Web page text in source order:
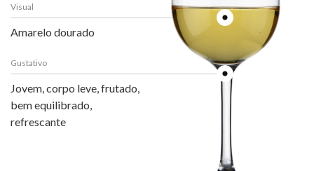
Visual
Amarelo dourado
Gustativo
Jovem, corpo leve, frutado,
bem equilibrado,
refrescante